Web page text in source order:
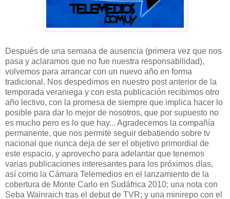
Después de una semana de ausencia (primera vez que nos
pasa y aclaramos que no fue nuestra responsabilidad),
volvemos para arrancar con un nuevo año en forma
tradicional. Nos despedimos en nuestro post anterior de la
temporada veraniega y con esta publicación recibimos otro
año lectivo, con la promesa de siempre que implica hacer lo
posible para dar lo mejor de nosotros, que por supuesto no
es mucho pero es lo que hay... Agradecemos la compañía
permanente, que nos permite seguir debatiendo sobre tv
nacional que nunca deja de ser el objetivo primordial de
este espacio, y aprovecho para adelantar que tenemos
varias publicaciones interesantes para los próximos días,
así como la Cámara Telemedios en el lanzamiento de la
cobertura de Monte Carlo en Sudáfrica 2010; una nota con
Seba Wainraich tras el debut de TVR; y una minirepo con el